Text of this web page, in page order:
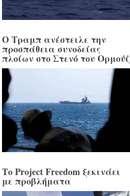
Ο Τραμπ ανέστειλε την
προσπάθεια συνοδείας
πλοίων στο Στενό του Ορμούζ
Το Project Freedom ξεκινάει
με προβλήματα